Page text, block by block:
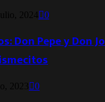
2024 0
Don Pepe y Don
2023 0